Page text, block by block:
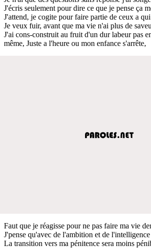
J'écris seulement pour dire ce que je pense ça
J'attend, je cogite pour faire partie de ceux a
Je veux fuir, avant que ma vie n'ai plus de
J'ai cons-construit au fruit d'un dur labeur pas
même, Juste a l'heure ou mon enfance s'arrête,
Faut que je réagisse pour ne pas faire ma vie
J'pense qu'avec de l'ambition et de l'intelligence
La transition vers ma pénitence sera moins